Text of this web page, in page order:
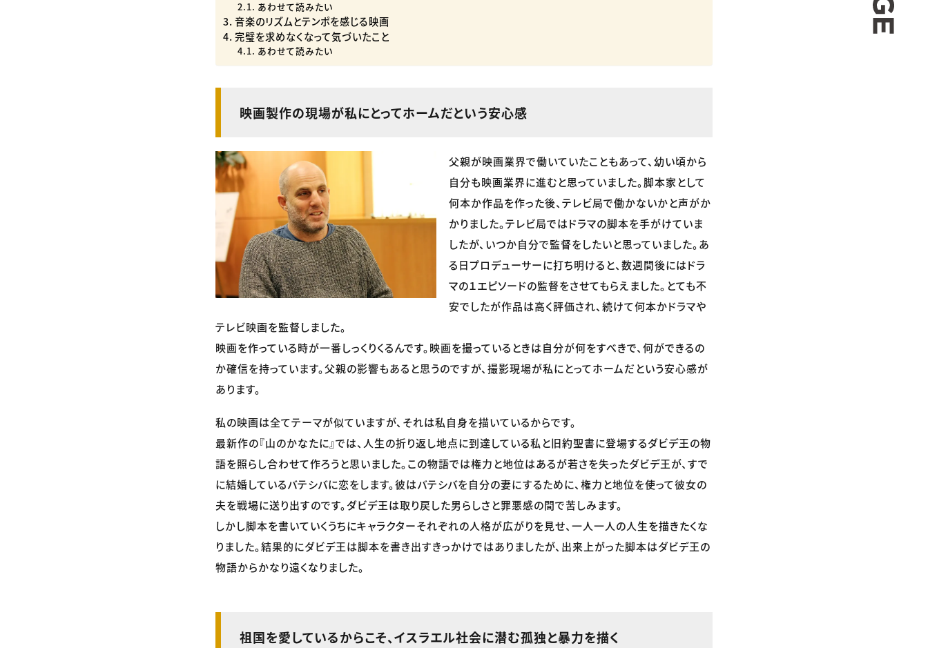
あわせて読みたい
音楽のリズムとテンポを感じる映画
完璧を求めなくなって気づいたこと
あわせて読みたい
映画製作の現場が私にとってホームだという安心感
父親が映画業界で働いていたこともあって、幼い頃から
自分も映画業界に進むと思っていました。脚本家として
何本か作品を作った後、テレビ局で働かないかと声がか
かりました。テレビ局ではドラマの脚本を手がけていま
したが、いつか自分で監督をしたいと思っていました。あ
る日プロデューサーに打ち明けると、数週間後にはドラ
マの１エピソードの監督をさせてもらえました。とても不
安でしたが作品は高く評価され、続けて何本かドラマや
テレビ映画を監督しました。
映画を作っている時が一番しっくりくるんです。映画を撮っているときは自分が何をすべきで、何ができるの
か確信を持っています。父親の影響もあると思うのですが、撮影現場が私にとってホームだという安心感が
あります。
私の映画は全てテーマが似ていますが、それは私自身を描いているからです。
最新作の『山のかなたに』では、人生の折り返し地点に到達している私と旧約聖書に登場するダビデ王の物
語を照らし合わせて作ろうと思いました。この物語では権力と地位はあるが若さを失ったダビデ王が、すで
に結婚しているバテシバに恋をします。彼はバテシバを自分の妻にするために、権力と地位を使って彼女の
夫を戦場に送り出すのです。ダビデ王は取り戻した男らしさと罪悪感の間で苦しみます。
しかし脚本を書いていくうちにキャラクターそれぞれの人格が広がりを見せ、一人一人の人生を描きたくな
りました。結果的にダビデ王は脚本を書き出すきっかけではありましたが、出来上がった脚本はダビデ王の
物語からかなり遠くなりました。
祖国を愛しているからこそ、イスラエル社会に潜む孤独と暴力を描く